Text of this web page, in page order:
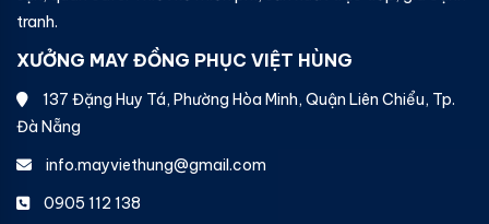
tranh.
XƯỞNG MAY ĐỒNG PHỤC VIỆT HÙNG
137 Đặng Huy Tá, Phường Hòa Minh, Quận Liên Chiểu, Tp.
Đà Nẵng
info.mayviethung@gmail.com
0905 112 138